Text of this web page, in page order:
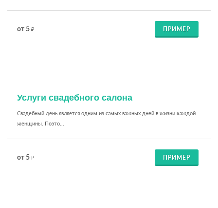
от 5 ₽ ПРИМЕР
Услуги свадебного салона
Свадебный день является одним из самых важных дней в жизни каждой
женщины. Поэто...
от 5 ₽ ПРИМЕР